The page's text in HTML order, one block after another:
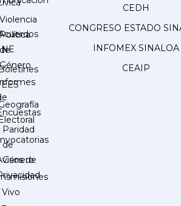
de
Violencia
Política
de
Género
Paridad
de
Género
CEDH
CONGRESO ESTADO
INFOMEX SINALOA
CEAIP